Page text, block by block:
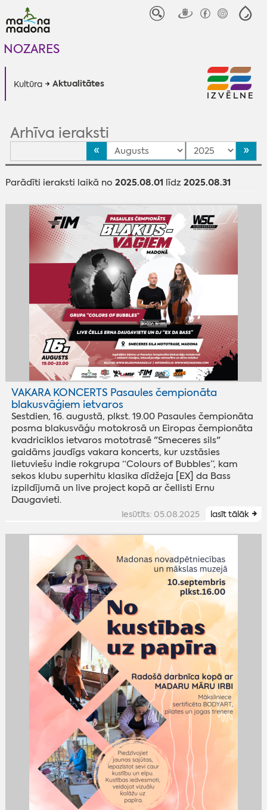
NOZARES
Kultūra Aktualitātes
IZVĒLNE
Arhīva ieraksti
« »
Parādīti ieraksti laikā no 2025.08.01 līdz 2025.08.31
VAKARA KONCERTS Pasaules čempionāta
blakusvāģiem ietvaros
Sestdien, 16. augustā, plkst. 19.00 Pasaules čempionāta
posma blakusvāģu motokrosā un Eiropas čempionāta
kvadriciklos ietvaros mototrasē "Smeceres sils"
gaidāms jaudīgs vakara koncerts, kur uzstāsies
lietuviešu indie rokgrupa “Colours of Bubbles”, kam
sekos klubu superhitu klasika dīdžeja [EX] da Bass
izpildījumā un live project kopā ar čellisti Ernu
Daugavieti.
iesūtīts: 05.08.2025 lasīt tālāk